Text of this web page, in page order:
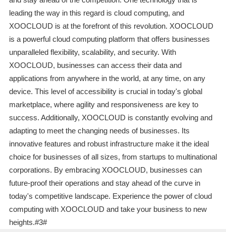
leading the way in this regard is cloud computing, and
XOOCLOUD is at the forefront of this revolution. XOOCLOUD
is a powerful cloud computing platform that offers businesses
unparalleled flexibility, scalability, and security. With
XOOCLOUD, businesses can access their data and
applications from anywhere in the world, at any time, on any
device. This level of accessibility is crucial in today's global
marketplace, where agility and responsiveness are key to
success. Additionally, XOOCLOUD is constantly evolving and
adapting to meet the changing needs of businesses. Its
innovative features and robust infrastructure make it the ideal
choice for businesses of all sizes, from startups to multinational
corporations. By embracing XOOCLOUD, businesses can
future-proof their operations and stay ahead of the curve in
today's competitive landscape. Experience the power of cloud
computing with XOOCLOUD and take your business to new
heights.#3#